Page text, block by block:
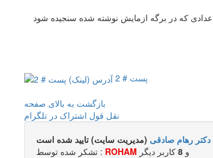
پست # 2
بازگشت به بالای صفحه
نقل قول اشتراک در تلگرام
دکتر رهام صادقی (مدیریت سایت) تایید شده است
تشکر شده توسط : ROHAM و 8 کاربر ديگر